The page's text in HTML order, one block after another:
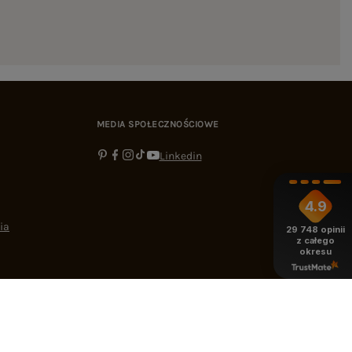
MEDIA SPOŁECZNOŚCIOWE
Linkedin
4.9
29 748 opinii
z całego
okresu